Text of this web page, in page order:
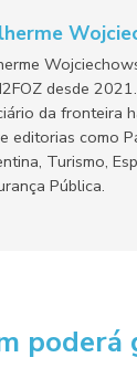
desde
da fronteira
editorias como
Turismo,
Pública.
poderá